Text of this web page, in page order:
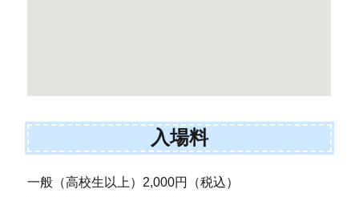
入場料
一般（高校生以上）2,000円（税込）